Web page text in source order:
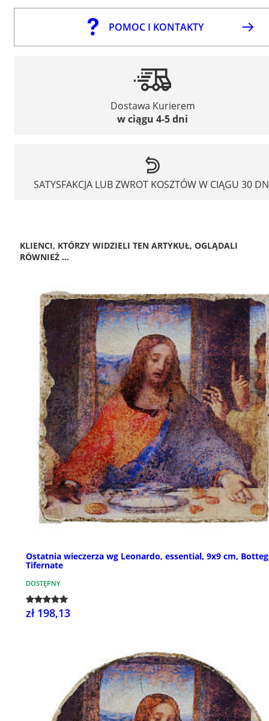
POMOC I KONTAKTY
Dostawa Kurierem
w ciągu 4-5 dni
SATYSFAKCJA LUB ZWROT KOSZTÓW W CIĄGU 30
KLIENCI, KTÓRZY WIDZIELI TEN ARTYKUŁ, OGLĄDALI
RÓWNIEŻ ...
Ostatnia wieczerza wg Leonardo, essential, 9x9 cm,
Tifernate
DOSTĘPNY
zł 198,13